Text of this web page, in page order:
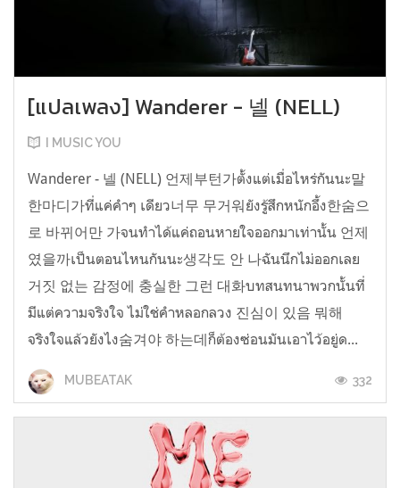
[แปลเพลง] Wanderer - 넬 (NELL)
I MUSIC YOU
Wanderer - 넬 (NELL) 언제부턴가ตั้งแต่เมื่อไหร่กันนะ말
한마디가ที่แค่คำๆ เดียว너무 무거워ยังรู้สึกหนักอึ้ง한숨으
로 바뀌어만 가จนทำได้แค่ถอนหายใจออกมาเท่านั้น 언제
였을까เป็นตอนไหนกันนะ생각도 안 나ฉันนึกไม่ออกเลย
거짓 없는 감정에 충실한 그런 대화บทสนทนาพวกนั้นที่
มีแต่ความจริงใจ ไม่ใช่คำหลอกลวง 진심이 있음 뭐해
จริงใจแล้วยังไง숨겨야 하는데ก็ต้องซ่อนมันเอาไว้อยู่ด...
MUBEATAK 332